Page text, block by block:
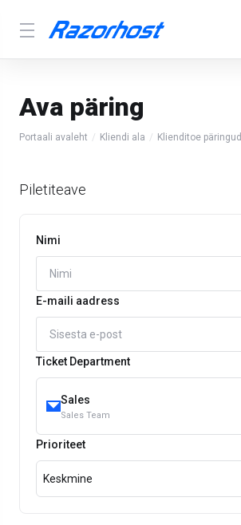
Ava päring
Portaali avaleht Kliendi ala Klienditoe päringud
Piletiteave
Nimi
E-maili aadress
Ticket Department
Sales
Sales Team
Prioriteet
Keskmine